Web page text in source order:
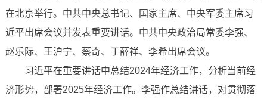
在北京举行。中共中央总书记、国家主席、中央军委主席习
近平出席会议并发表重要讲话。中共中央政治局常委李强、
赵乐际、王沪宁、蔡奇、丁薛祥、李希出席会议。
习近平在重要讲话中总结2024年经济工作，分析当前经
济形势，部署2025年经济工作。李强作总结讲话，对贯彻落